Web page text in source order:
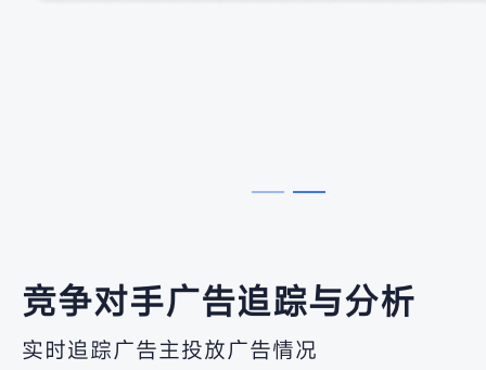
竞争对手广告追踪与分析
实时追踪广告主投放广告情况